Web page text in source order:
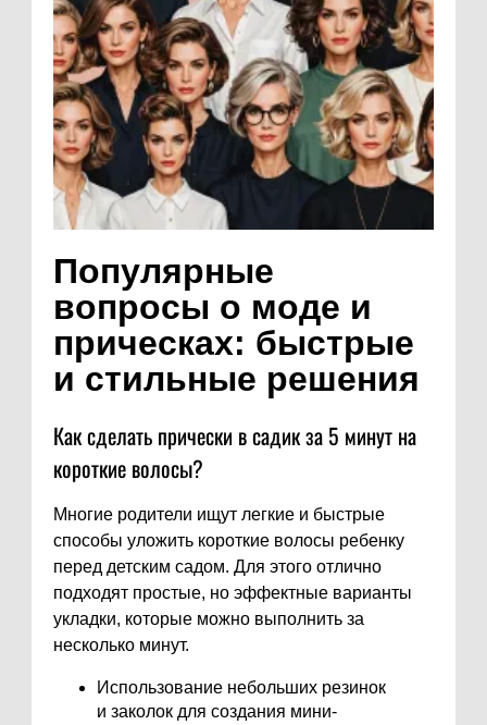
Популярные
вопросы о моде и
прическах: быстрые
и стильные решения
Как сделать прически в садик за 5 минут на
короткие волосы?
Многие родители ищут легкие и быстрые
способы уложить короткие волосы ребенку
перед детским садом. Для этого отлично
подходят простые, но эффектные варианты
укладки, которые можно выполнить за
несколько минут.
Использование небольших резинок
и заколок для создания мини-